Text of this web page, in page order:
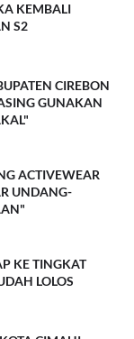
KEMBALI
S2
CIREBON
GUNAKAN
ACTIVEWEAR
UNDANG-
KE TINGKAT
LOLOS